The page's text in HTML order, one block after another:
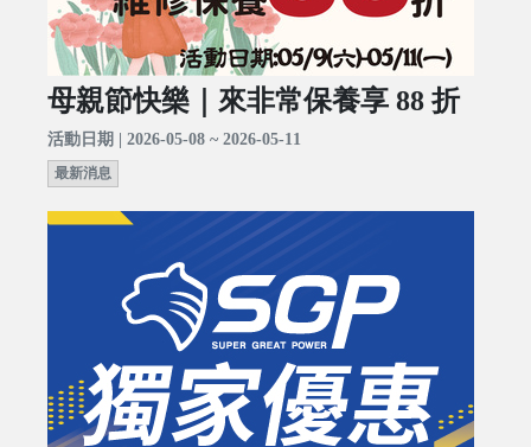
母親節快樂｜來非常保養享 88 折
活動日期 | 2026-05-08 ~ 2026-05-11
最新消息